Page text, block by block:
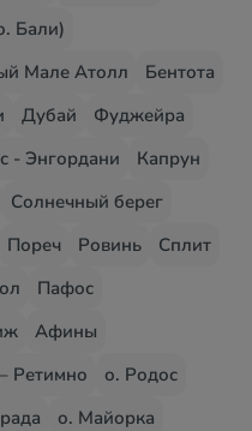
Бали)
Мале Атолл
Бентота
Дубай
Фуджейра
- Энгордани
Капрун
Солнечный берег
Пореч Ровинь
Сплит
Пафос
Афины
Ретимно
о. Родос
о. Майорка